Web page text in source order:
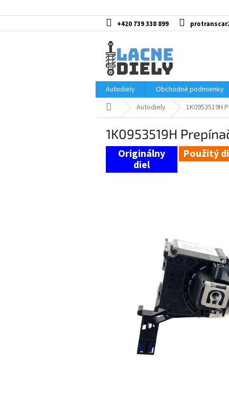
na
+420 739 338 899
Autodiely
Obchodné podmienky
DomovAutodiely 1K0953519H
1K0953519H
Použitý